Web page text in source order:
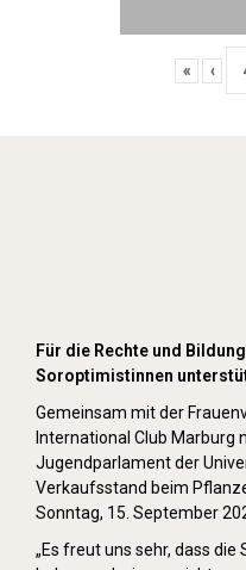
« ‹
Für die Rechte und
Soroptimistinnen
Gemeinsam mit der
International Club Marburg
Jugendparlament der
Verkaufsstand beim
Sonntag, 15. September
„Es freut uns sehr, dass